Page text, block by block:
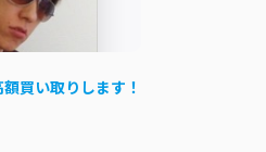
買い取りします！